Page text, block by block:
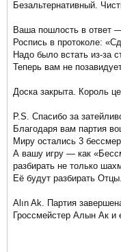
Безальтернативный.
Ваша пошлость в ответ
Роспись в протоколе:
Надо было встать из-за
Теперь вам не
Доска закрыта. Король
P.S. Спасибо за
Благодаря вам партия
Миру остались 3
А вашу игру — как
разбирать не только
Её будут разбирать
Alın Ak. Партия
Гроссмейстер Алын Ак и